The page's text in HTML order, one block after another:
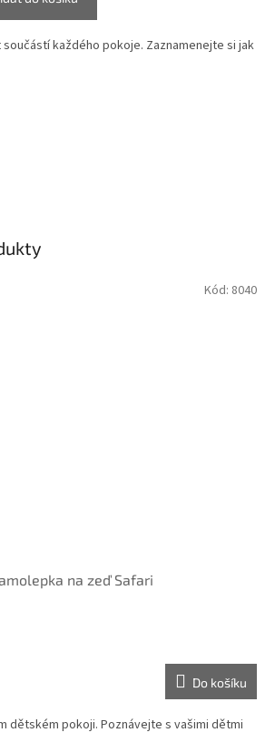
každého pokoje. Zaznamenejte si jak
na zeď Safari
Do košíku
dětském pokoji. Poznávejte s vašimi dětmi
Kód: 8040